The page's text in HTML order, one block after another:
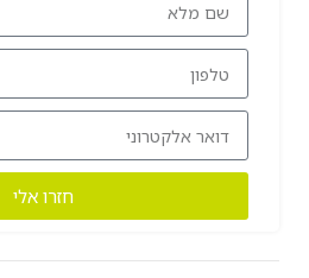
חזרו אלי